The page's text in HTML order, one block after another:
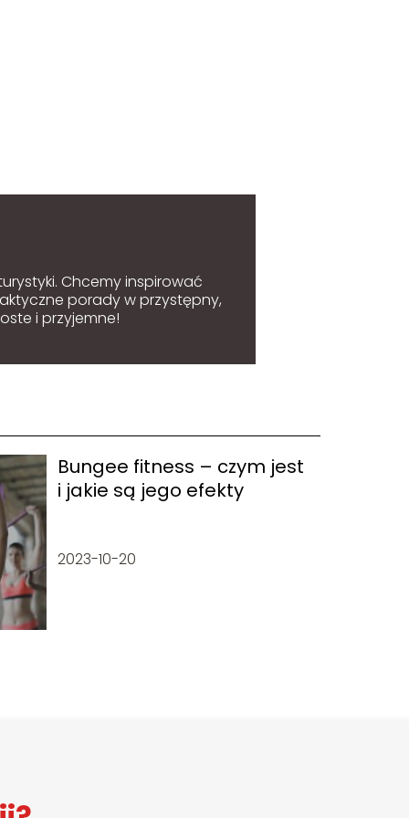
Chcemy inspirować
porady w przystępny,
i przyjemne!
Bungee fitness – czym jest
i jakie są jego efekty
2023-10-20